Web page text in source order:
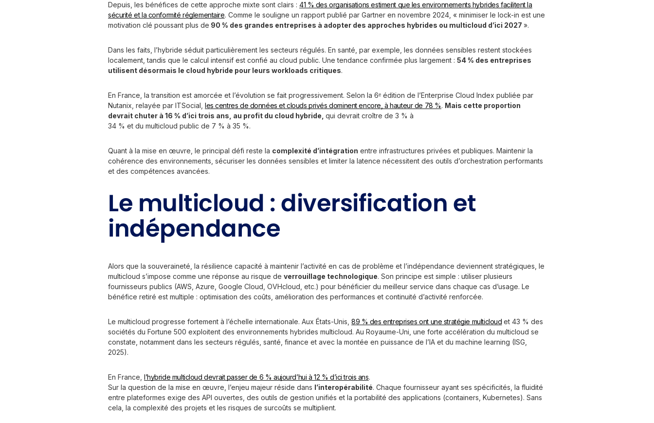
Depuis, les bénéfices de cette approche mixte sont clairs : 41 % des organisations estiment que les environnements hybrides facilitent la
sécurité et la conformité réglementaire. Comme le souligne un rapport publié par Gartner en novembre 2024, « minimiser le lock-in est une
motivation clé poussant plus de 90 % des grandes entreprises à adopter des approches hybrides ou multicloud d’ici 2027 ».
Dans les faits, l’hybride séduit particulièrement les secteurs régulés. En santé, par exemple, les données sensibles restent stockées
localement, tandis que le calcul intensif est confié au cloud public. Une tendance confirmée plus largement : 54 % des entreprises
utilisent désormais le cloud hybride pour leurs workloads critiques.
En France, la transition est amorcée et l’évolution se fait progressivement. Selon la 6ᵉ édition de l’Enterprise Cloud Index publiée par
Nutanix, relayée par ITSocial, les centres de données et clouds privés dominent encore, à hauteur de 78 %. Mais cette proportion
devrait chuter à 16 % d’ici trois ans, au profit du cloud hybride, qui devrait croître de 3 % à
34 % et du multicloud public de 7 % à 35 %.
Quant à la mise en œuvre, le principal défi reste la complexité d’intégration entre infrastructures privées et publiques. Maintenir la
cohérence des environnements, sécuriser les données sensibles et limiter la latence nécessitent des outils d’orchestration performants
et des compétences avancées.
Le multicloud : diversification et
indépendance
Alors que la souveraineté, la résilience capacité à maintenir l’activité en cas de problème et l’indépendance deviennent stratégiques, le
multicloud s’impose comme une réponse au risque de verrouillage technologique. Son principe est simple : utiliser plusieurs
fournisseurs publics (AWS, Azure, Google Cloud, OVHcloud, etc.) pour bénéficier du meilleur service dans chaque cas d’usage. Le
bénéfice retiré est multiple : optimisation des coûts, amélioration des performances et continuité d’activité renforcée.
Le multicloud progresse fortement à l’échelle internationale. Aux États-Unis, 89 % des entreprises ont une stratégie multicloud et 43 % des
sociétés du Fortune 500 exploitent des environnements hybrides multicloud. Au Royaume-Uni, une forte accélération du multicloud se
constate, notamment dans les secteurs régulés, santé, finance et avec la montée en puissance de l’IA et du machine learning (ISG,
2025).
En France, l’hybride multicloud devrait passer de 6 % aujourd’hui à 12 % d’ici trois ans.
Sur la question de la mise en œuvre, l’enjeu majeur réside dans l’interopérabilité. Chaque fournisseur ayant ses spécificités, la fluidité
entre plateformes exige des API ouvertes, des outils de gestion unifiés et la portabilité des applications (containers, Kubernetes). Sans
cela, la complexité des projets et les risques de surcoûts se multiplient.